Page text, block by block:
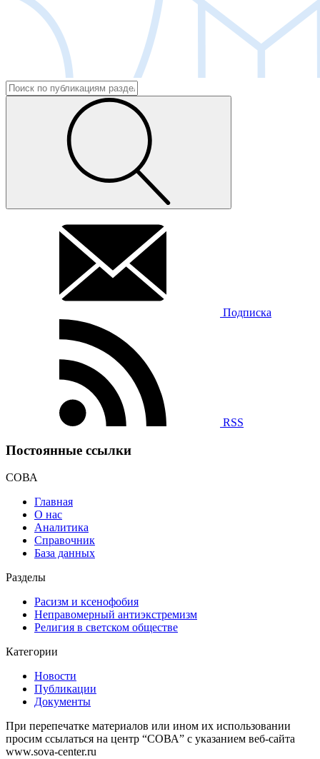
Подписка
RSS
Постоянные ссылки
СОВА
Главная
О нас
Аналитика
Справочник
База данных
Разделы
Расизм и ксенофобия
Неправомерный антиэкстремизм
Религия в светском обществе
Категории
Новости
Публикации
Документы
При перепечатке материалов или ином их использовании
просим ссылаться на центр “СОВА” с указанием веб-сайта
www.sova-center.ru